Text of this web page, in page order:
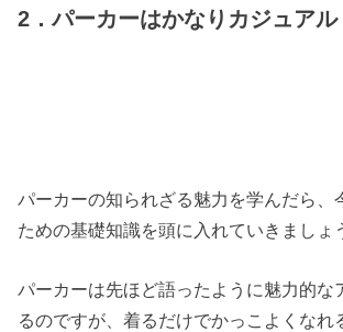
2．パーカーはかなりカジュアル
パーカーの知られざる魅力を学んだら、
ための基礎知識を頭に入れていきましょ
パーカーは先ほど語ったように魅力的な
るのですが、着るだけでかっこよくなれ